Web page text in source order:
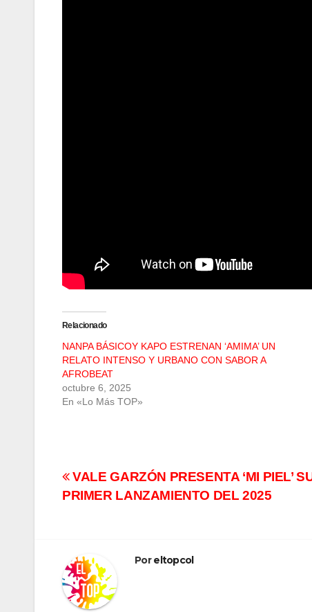
Relacionado
NANPA BÁSICOY KAPO ESTRENAN ‘AMIMA’ UN
RELATO INTENSO Y URBANO CON SABOR A
AFROBEAT
octubre 6, 2025
En «Lo Más TOP»
Navegación
VALE GARZÓN PRESENTA ‘MI PIEL’
PRIMER LANZAMIENTO DEL 2025
Poreltopcol